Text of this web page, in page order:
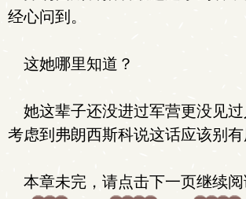
经心问到。
这她哪里知道？
她这辈子还没进过军营更没见
考虑到弗朗西斯科说这话应该别有
本章未完，请点击下一页继续阅